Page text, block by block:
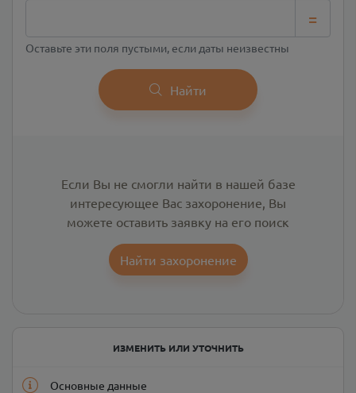
=
Оставьте эти поля пустыми, если даты неизвестны
Найти
Если Вы не смогли найти в нашей базе
интересующее Вас захоронение, Вы
можете оставить заявку на его поиск
Найти захоронение
ИЗМЕНИТЬ ИЛИ УТОЧНИТЬ
Основные данные